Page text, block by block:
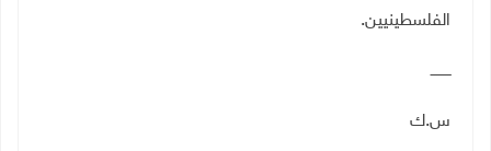
الفلسطينيين.
ـــــــــ
س.ك